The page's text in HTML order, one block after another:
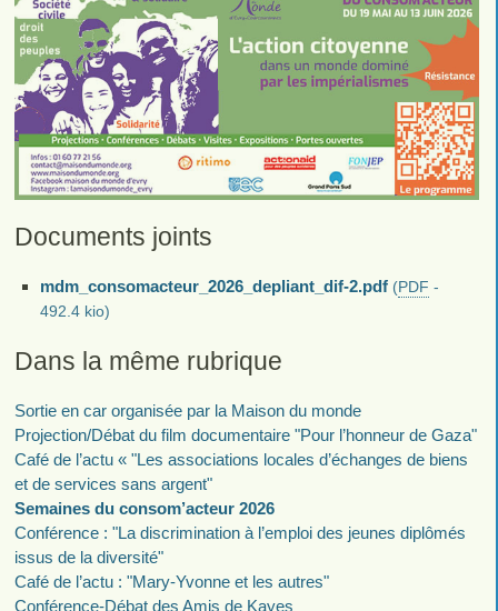
Documents joints
mdm_consomacteur_2026_depliant_dif-2.pdf (PDF -
492.4 kio)
Dans la même rubrique
Sortie en car organisée par la Maison du monde
Projection/Débat du film documentaire "Pour l’honneur de Gaza"
Café de l’actu « "Les associations locales d’échanges de biens
et de services sans argent"
Semaines du consom’acteur 2026
Conférence : "La discrimination à l’emploi des jeunes diplômés
issus de la diversité"
Café de l’actu : "Mary-Yvonne et les autres"
Conférence-Débat des Amis de Kayes